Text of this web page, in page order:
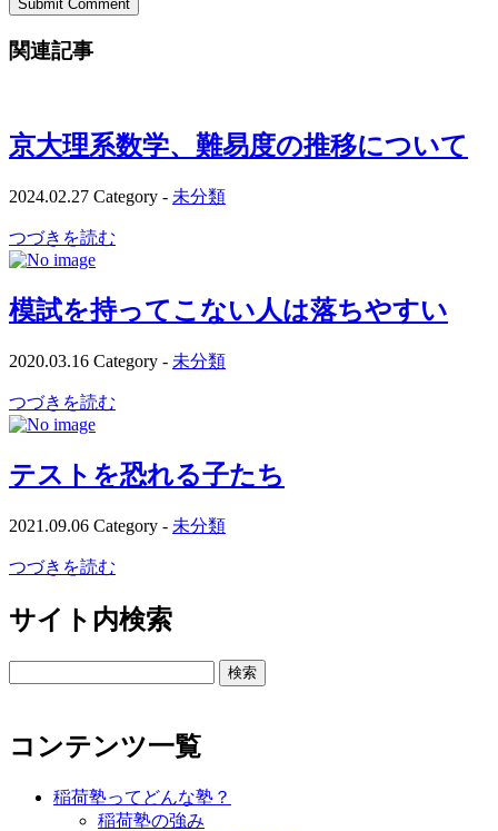
関連記事
京大理系数学、難易度の推移について
2024.02.27 Category - 未分類
つづきを読む
模試を持ってこない人は落ちやすい
2020.03.16 Category - 未分類
つづきを読む
テストを恐れる子たち
2021.09.06 Category - 未分類
つづきを読む
サイト内検索
コンテンツ一覧
稲荷塾ってどんな塾？
稲荷塾の強み